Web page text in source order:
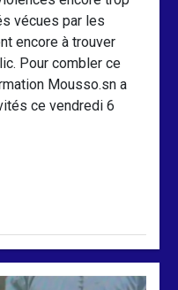
vécues par les
encore à trouver
Pour combler ce
Mousso.sn a
ce vendredi 6